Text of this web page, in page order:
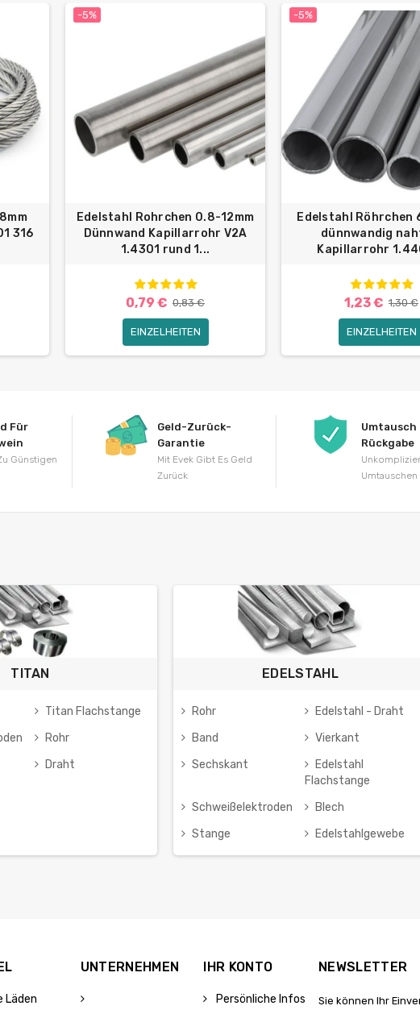
316
-5%
Edelstahl Rohrchen 0.8-12mm
Dünnwand Kapillarrohr V2A
1.4301 rund 1...
0,79 € 0,83 €
EINZELHEITEN
-5%
Edelstahl Röhrchen
dünnwandig
Kapillarrohr
1,23 € 1,30 €
EINZELHEITEN
Für
Günstigen
Geld-Zurück-
Garantie
Mit Evek Gibt Es Geld
Zurück
Umtausch
Rückgabe
Umtauschen
TITAN
Titan Flachstange
Rohr
Draht
EDELSTAHL
Rohr
Edelstahl - Draht
Band
Vierkant
Sechskant
Edelstahl
Flachstange
Schweißelektroden
Blech
Stange
Edelstahlgewebe
Läden
UNTERNEHMEN IHR KONTO
Persönliche Infos
NEWSLETTER
Sie können Ihr